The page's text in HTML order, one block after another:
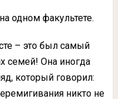
одном факультете.
– это был самый
семей! Она иногда
который говорил:
никто не